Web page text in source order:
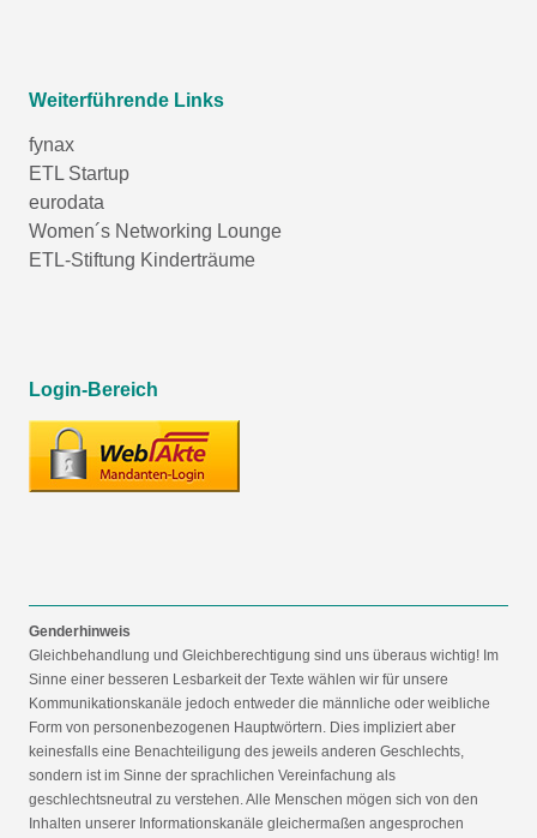
Weiterführende Links
fynax
ETL Startup
eurodata
Women´s Networking Lounge
ETL-Stiftung Kinderträume
Login-Bereich
Genderhinweis
Gleichbehandlung und Gleichberechtigung sind uns überaus wichtig! Im
Sinne einer besseren Lesbarkeit der Texte wählen wir für unsere
Kommunikationskanäle jedoch entweder die männliche oder weibliche
Form von personenbezogenen Hauptwörtern. Dies impliziert aber
keinesfalls eine Benachteiligung des jeweils anderen Geschlechts,
sondern ist im Sinne der sprachlichen Vereinfachung als
geschlechtsneutral zu verstehen. Alle Menschen mögen sich von den
Inhalten unserer Informationskanäle gleichermaßen angesprochen